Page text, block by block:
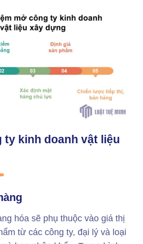
ty kinh doanh vật liệu
hóa sẽ phụ thuộc vào giá thị
từ các công ty, đại lý và loại